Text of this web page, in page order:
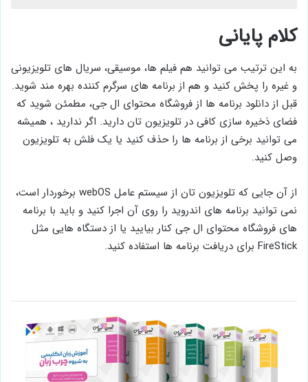
کلام پایانی
به این ترتیب می ‌توانید هم فیلم ‌ها، موسیقی، سریال ‌های تلویزیونی
و غیره را پخش کنید و هم از برنامه های سرگرم کننده بهره مند شوید.
قبل از دانلود برنامه‌ ها از فروشگاه محتوای ال‌ جی، مطمئن شوید که
فضای ذخیره‌ سازی کافی در تلویزیون تان دارید. اگر ندارید ، همیشه
می توانید برخی از برنامه ها را حذف کنید یا یک فلش به تلویزیون
وصل کنید.
از آن جایی که تلویزیون تان از سیستم ‌عامل webOS برخوردار است،
نمی ‌توانید برنامه ‌های اندروید را روی آن اجرا کنید و باید با برنامه
‌های فروشگاه محتوای ال‌ جی کنار بیایید یا از دستگاه هایی مثل
FireStick برای دریافت برنامه ‌ها استفاده کنید.